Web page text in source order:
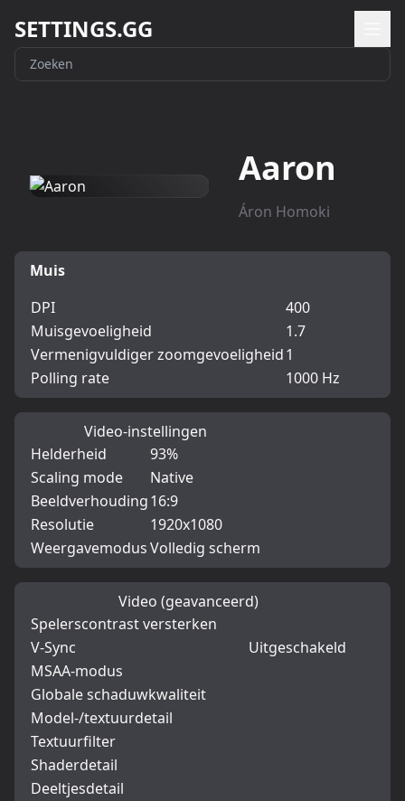
SETTINGS.GG
Aaron
Áron Homoki
Muis
DPI
400
Muisgevoeligheid
1.7
Vermenigvuldiger zoomgevoeligheid1
Polling rate
1000 Hz
Video-instellingen
Helderheid
93%
Scaling mode
Native
Beeldverhouding16:9
Resolutie
1920x1080
WeergavemodusVolledig scherm
Video (geavanceerd)
Spelerscontrast versterken
V-Sync
Uitgeschakeld
MSAA-modus
Globale schaduwkwaliteit
Model-/textuurdetail
Textuurfilter
Shaderdetail
Deeltjesdetail